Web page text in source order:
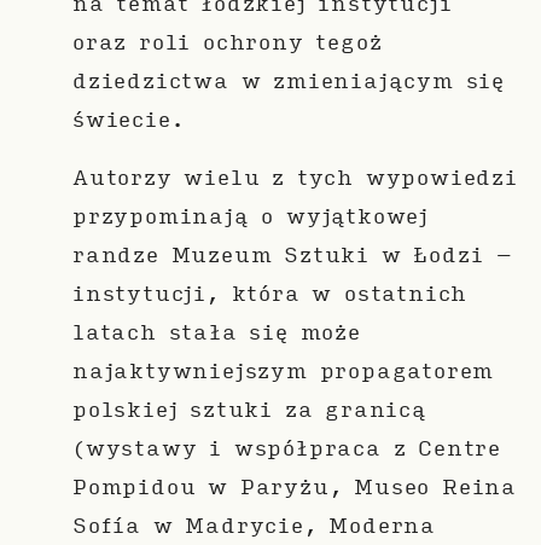
oraz roli ochrony tegoż
dziedzictwa w zmieniającym się
świecie.
Autorzy wielu z tych wypowiedzi
przypominają o wyjątkowej
randze Muzeum Sztuki w Łodzi –
instytucji, która w ostatnich
latach stała się może
najaktywniejszym propagatorem
polskiej sztuki za granicą
(wystawy i współpraca z Centre
Pompidou w Paryżu, Museo Reina
Sofía w Madrycie, Moderna